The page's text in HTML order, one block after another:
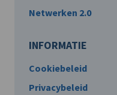
Netwerken 2.0
INFORMATIE
Cookiebeleid
Privacybeleid